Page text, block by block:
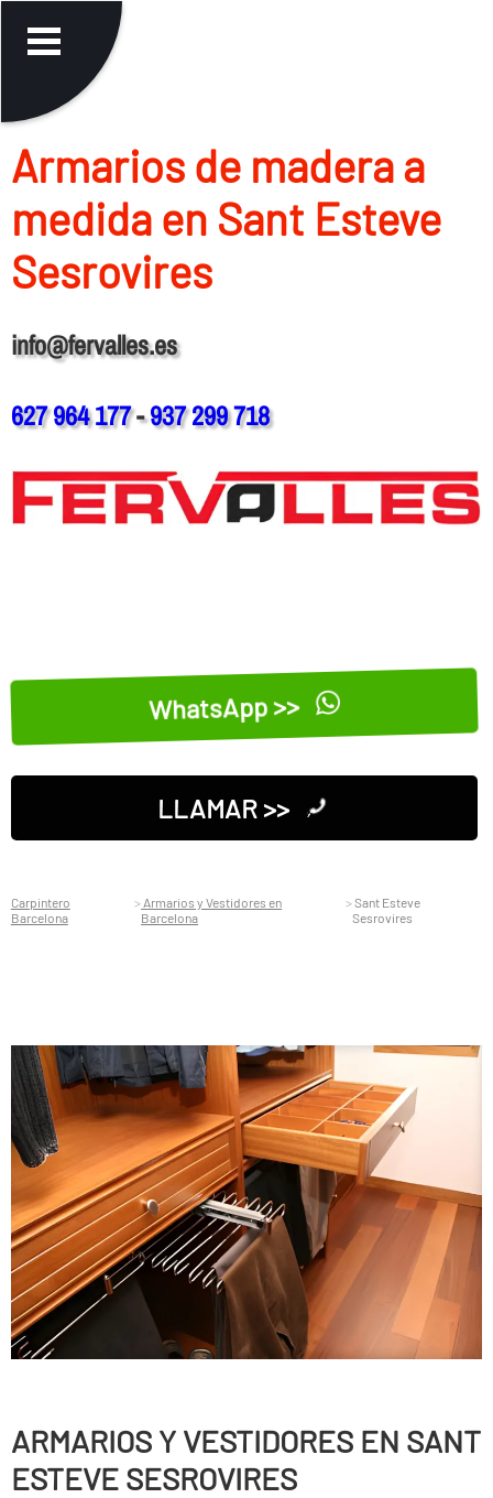
Armarios de madera a
medida en Sant Esteve
Sesrovires
info@fervalles.es
627 964 177-937 299 718
WhatsApp >>
LLAMAR >>
Carpintero
Barcelona
Armarios y Vestidores en
Barcelona
Sant Esteve
Sesrovires
ARMARIOS Y VESTIDORES EN SANT
ESTEVE SESROVIRES